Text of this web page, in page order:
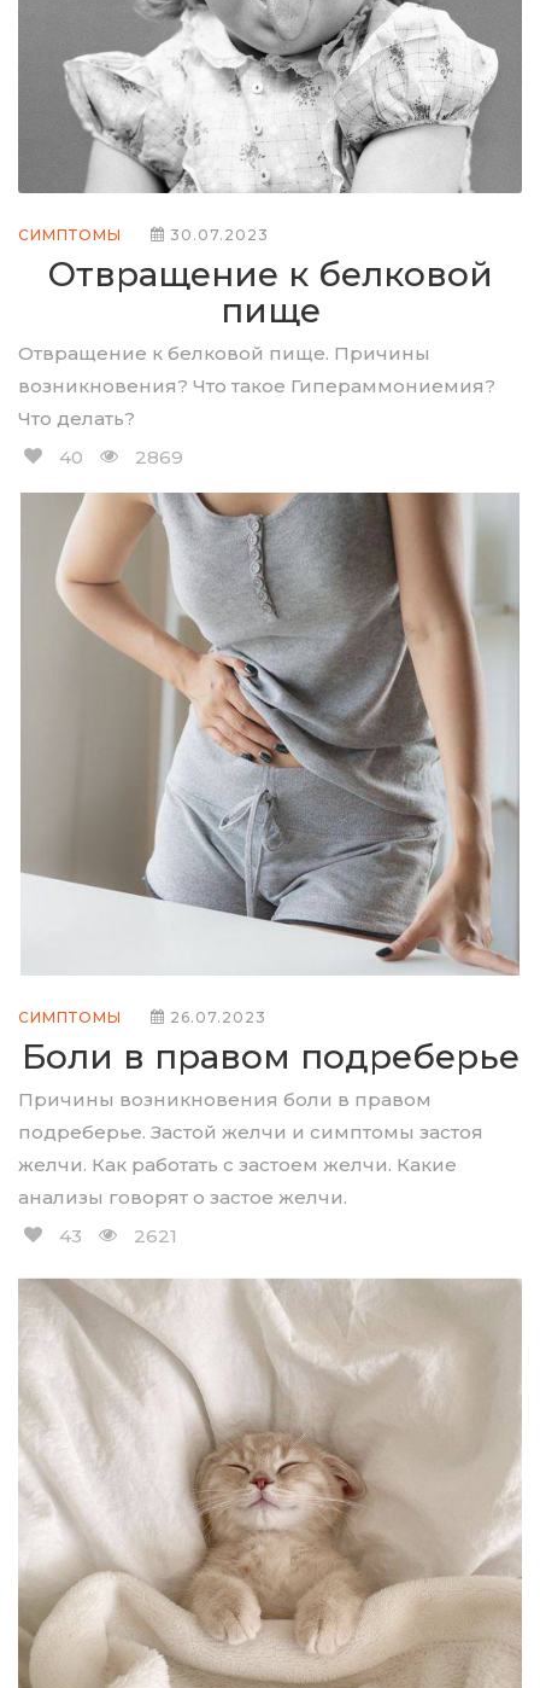
СИМПТОМЫ 30.07.2023
Отвращение к белковой
пище
Отвращение к белковой пище. Причины
возникновения? Что такое Гипераммониемия?
Что делать?
40
2869
СИМПТОМЫ 26.07.2023
Боли в правом подреберье
Причины возникновения боли в правом
подреберье. Застой желчи и симптомы застоя
желчи. Как работать с застоем желчи. Какие
анализы говорят о застое желчи.
43
2621